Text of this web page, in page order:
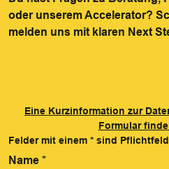
oder unserem Accelerator?
melden uns mit klaren Next
Eine Kurzinformation zur
Formular
Felder mit einem * sind
Name *